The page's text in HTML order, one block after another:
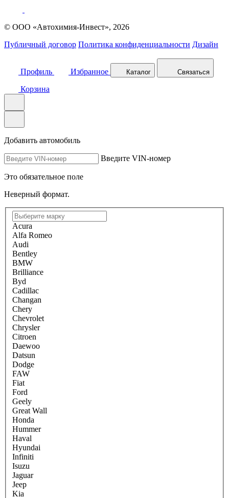
© ООО «Автохимия-Инвест», 2026
Публичный договор Политика конфиденциальности Дизайн
Профиль Избранное Каталог Связаться
Корзина
Добавить автомобиль
Введите VIN-номер
Это обязательное поле
Неверный формат.
Acura
Alfa Romeo
Audi
Bentley
BMW
Brilliance
Byd
Cadillac
Changan
Chery
Chevrolet
Chrysler
Citroen
Daewoo
Datsun
Dodge
FAW
Fiat
Ford
Geely
Great Wall
Honda
Hummer
Haval
Hyundai
Infiniti
Isuzu
Jaguar
Jeep
Kia